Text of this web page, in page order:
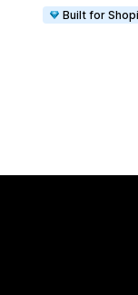
Built for